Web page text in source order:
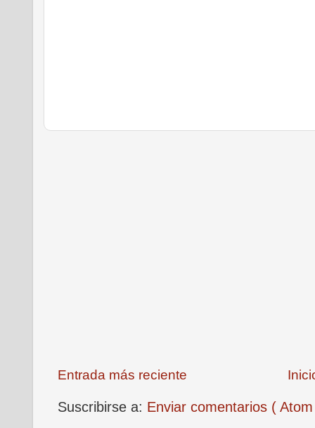
Entrada más reciente
Suscribirse a: Enviar comentarios (